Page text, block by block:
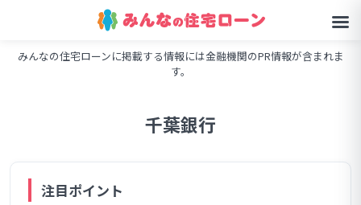
みんなの住宅ローンに掲載する情報には金融機関のPR情報が含まれま
す。
千葉銀行